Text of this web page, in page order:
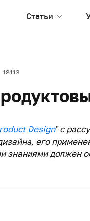
Статьи
18113
Design” с
его
знаниями должен